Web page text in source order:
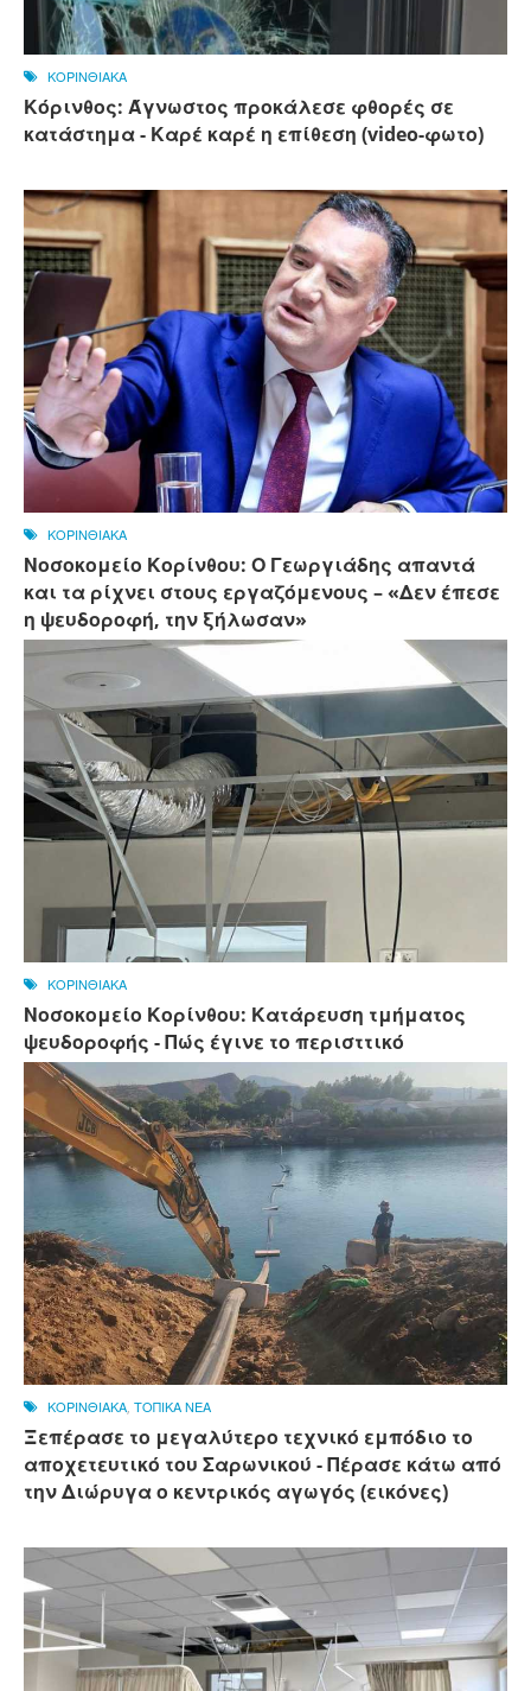
ΚΟΡΙΝΘΙΑΚΑ
Κόρινθος: Άγνωστος προκάλεσε φθορές σε
κατάστημα - Καρέ καρέ η επίθεση (video-φωτο)
ΚΟΡΙΝΘΙΑΚΑ
Νοσοκομείο Κορίνθου: Ο Γεωργιάδης απαντά
και τα ρίχνει στους εργαζόμενους – «Δεν έπεσε
η ψευδοροφή, την ξήλωσαν»
ΚΟΡΙΝΘΙΑΚΑ
Νοσοκομείο Κορίνθου: Κατάρευση τμήματος
ψευδοροφής - Πώς έγινε το περισττικό
ΚΟΡΙΝΘΙΑΚΑ ΤΟΠΙΚΑ ΝΕΑ
Ξεπέρασε το μεγαλύτερο τεχνικό εμπόδιο το
αποχετευτικό του Σαρωνικού - Πέρασε κάτω από
την Διώρυγα ο κεντρικός αγωγός (εικόνες)